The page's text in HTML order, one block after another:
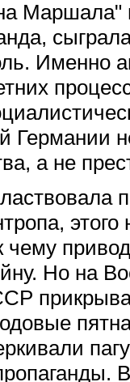
Маршала"
Именно
Германии
а не
чему
Но на